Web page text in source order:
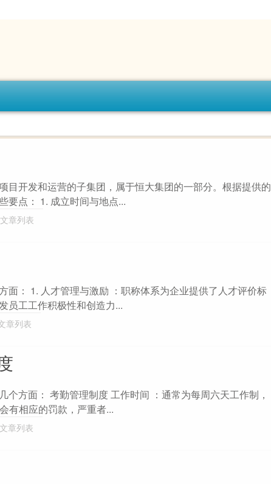
目开发和运营的子集团，属于恒大集团的一部分。根据提供的
要点： 1. 成立时间与地点...
文章列表
面： 1. 人才管理与激励 ：职称体系为企业提供了人才评价标
员工工作积极性和创造力...
章列表
个方面： 考勤管理制度 工作时间 ：通常为每周六天工作制，
有相应的罚款，严重者...
文章列表